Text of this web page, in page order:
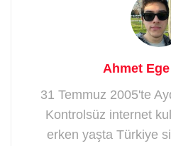
Ahmet Ege
31 Temmuz 2005'te
Kontrolsüz internet
erken yaşta Türkiye